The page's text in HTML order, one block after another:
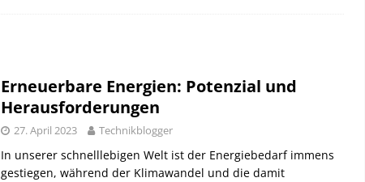
Erneuerbare Energien: Potenzial und
Herausforderungen
27. April 2023 Technikblogger
In unserer schnelllebigen Welt ist der Energiebedarf immens
gestiegen, während der Klimawandel und die damit